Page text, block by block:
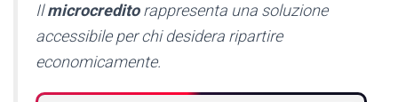
Ilmicrocreditorappresenta una soluzione
accessibile per chi desidera ripartire
economicamente.